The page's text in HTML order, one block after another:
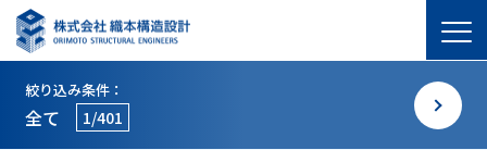
絞り込み条件：
全て 1/401